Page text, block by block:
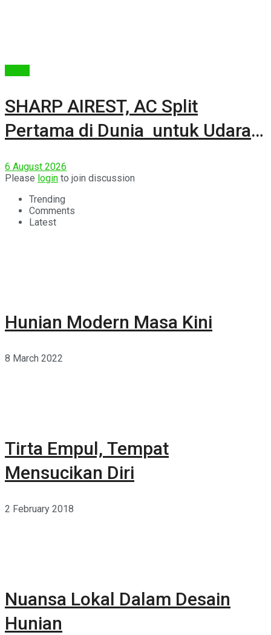
SHARP AIREST, AC Split
Pertama di Dunia untuk Udara
6 August 2026
Please login to join discussion
Trending
Comments
Latest
Hunian Modern Masa Kini
8 March 2022
Tirta Empul, Tempat
Mensucikan Diri
2 February 2018
Nuansa Lokal Dalam Desain
Hunian